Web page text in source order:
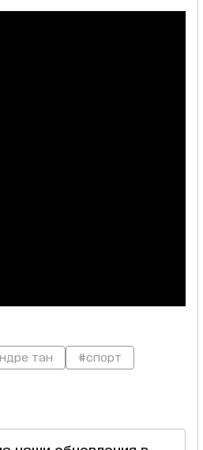
тан
#спорт